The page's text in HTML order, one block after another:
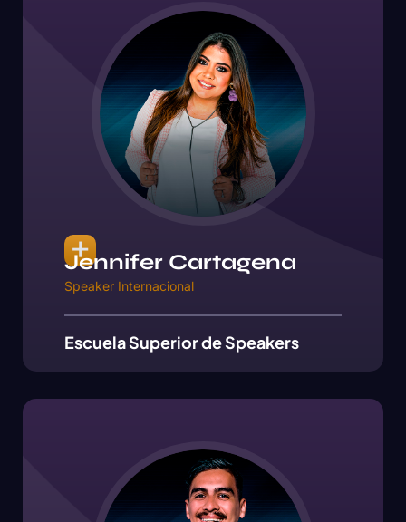
Jennifer Cartagena
Speaker Internacional
Escuela Superior de Speakers